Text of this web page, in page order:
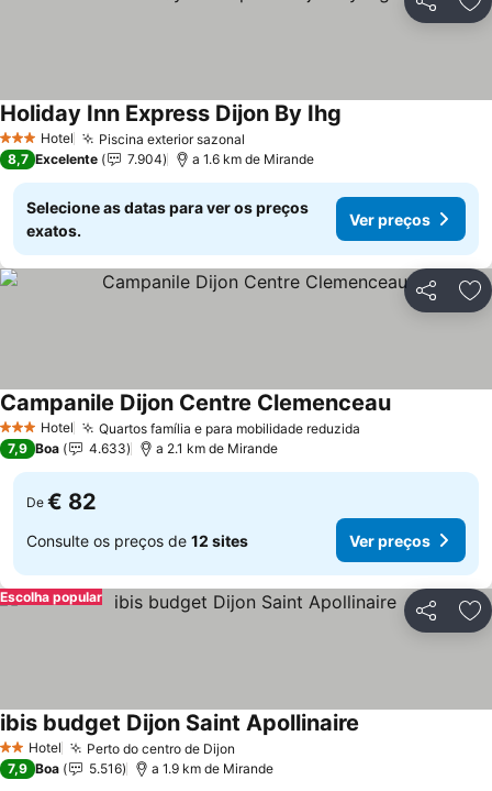
Partilhar
3 EstrelasHotel Piscina exterior sazonal
Holiday Inn Express Dijon By Ihg
8,7 Excelente 7.904 a 1.6 km de Mirande
Selecione as datas para ver os preços
exatos.
Ver preços
Partilhar
3 EstrelasHotel Quartos família e para mobilidade reduzida
Campanile Dijon Centre Clemenceau
7,9 Boa 4.633 a 2.1 km de Mirande
De € 82
Consulte os preços de 12 sites Ver preços
Partilhar
Escolha popular
2 Estrelas
Hotel Perto do centro de Dijon
ibis budget Dijon Saint Apollinaire
7,9 Boa 5.516 a 1.9 km de Mirande